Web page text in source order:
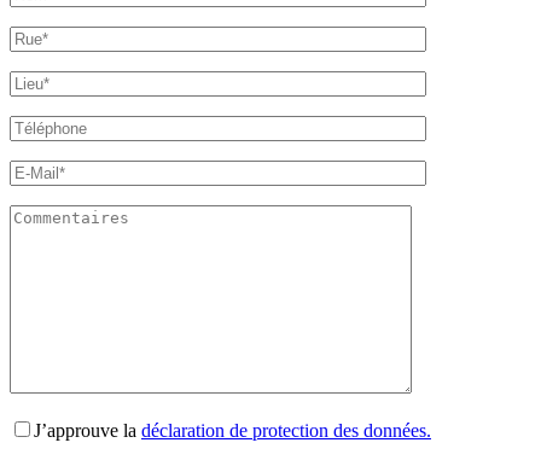
J’approuve la déclaration de protection des données.